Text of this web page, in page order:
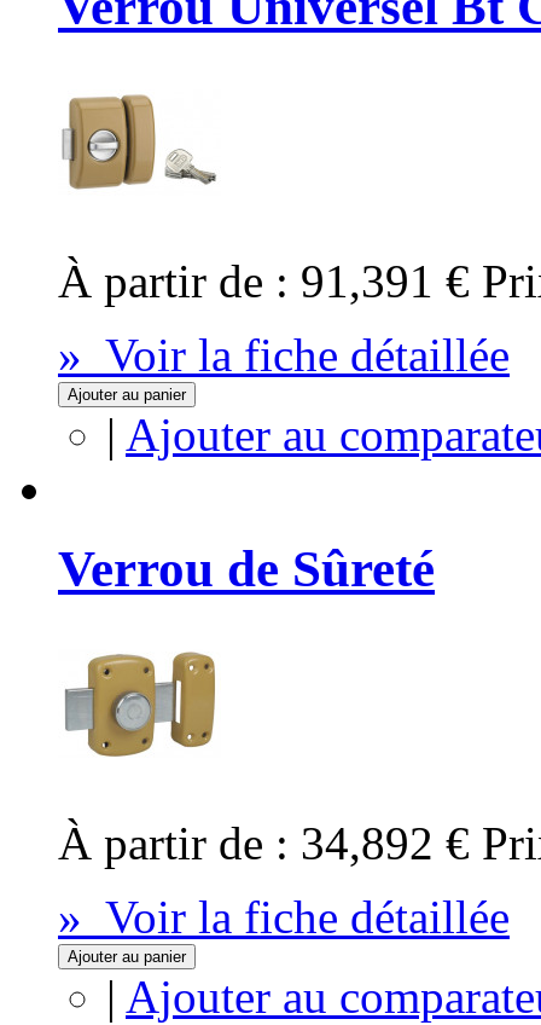
À partir de : 91,391 €
» Voir la fiche détaillée
Ajouter au panier
| Ajouter au
Verrou de Sûreté
À partir de : 34,892 €
» Voir la fiche détaillée
Ajouter au panier
| Ajouter au